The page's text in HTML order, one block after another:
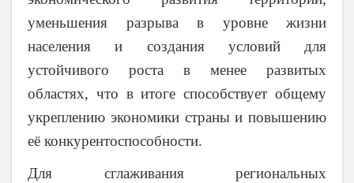
уменьшения разрыва в уровне жизни
населения и создания условий для
устойчивого роста в менее развитых
областях, что в итоге способствует общему
укреплению экономики страны и повышению
её конкурентоспособности.
Для сглаживания региональных